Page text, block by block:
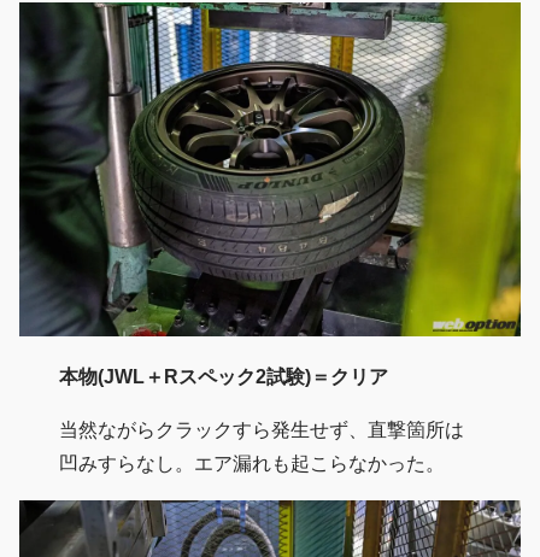
本物(JWL＋Rスペック2試験)＝クリア
当然ながらクラックすら発生せず、直撃箇所は
凹みすらなし。エア漏れも起こらなかった。